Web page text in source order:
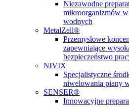
Niezawodne
mikroorganizmów w
wodnych
MetalZell®
Przemysłowe
zapewniające
bezpieczeństwo
NIVIX
Specjalistyczne
niwelowania piany
SENSER®
Innowacyjne